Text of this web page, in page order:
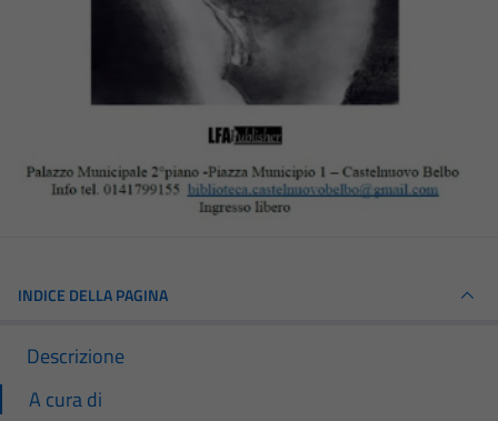
INDICE DELLA PAGINA
Descrizione
A cura di